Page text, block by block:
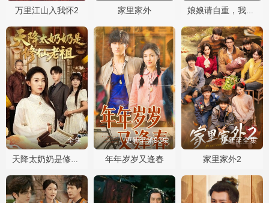
万里江山入我怀2 家里家外 娘娘请自重，我真的不想代替陛下
全集
天降太奶奶是修仙老祖
更新至第93集
年年岁岁又逢春
更新至全集
家里家外2